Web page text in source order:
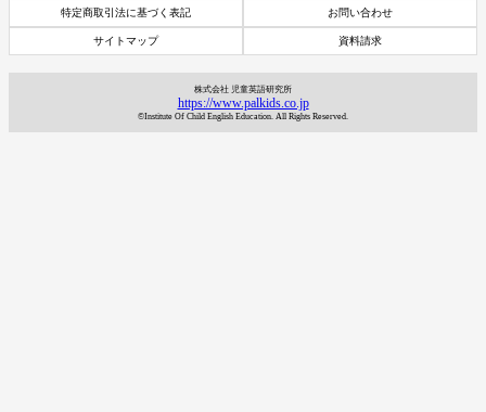
特定商取引法に基づく表記 お問い合わせ
サイトマップ 資料請求
株式会社 児童英語研究所
https://www.palkids.co.jp
©Institute Of Child English Education. All Rights Reserved.